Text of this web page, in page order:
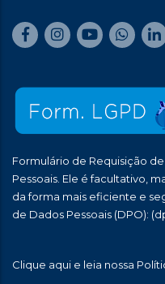
Formulário de Requisição
Pessoais. Ele é facultativo,
da forma mais eficiente e
de Dados Pessoais (DPO):
Clique aqui e leia nossa